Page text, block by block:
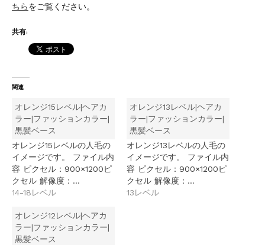
ちらをご覧ください。
共有:
関連
オレンジ15レベル|ヘアカ
ラー|ファッションカラー|
黒髪ベース
オレンジ15レベルの人毛の
イメージです。 ファイル内
容 ピクセル：900×1200ピ
クセル 解像度：…
14-18レベル
オレンジ13レベル|ヘアカ
ラー|ファッションカラー|
黒髪ベース
オレンジ13レベルの人毛の
イメージです。 ファイル内
容 ピクセル：900×1200ピ
クセル 解像度：…
13レベル
オレンジ12レベル|ヘアカ
ラー|ファッションカラー|
黒髪ベース